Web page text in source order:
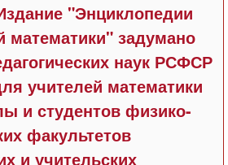
"Энциклопедии
математики" задумано
наук РСФСР
учителей математики
и студентов физико-
факультетов
и учительских